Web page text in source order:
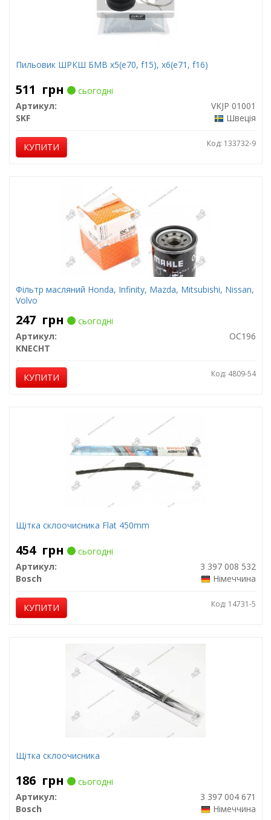
Пильовик ШРКШ БМВ x5(e70, f15), x6(e71, f16)
511 грн
сьогодні
Артикул:
VKJP 01001
SKF
Швеція
КУПИТИ Код: 133732-9
Фільтр масляний Honda, Infinity, Mazda, Mitsubishi, Nissan,
Volvo
247 грн
сьогодні
Артикул:
OC196
KNECHT
КУПИТИ Код: 4809-54
Щітка склоочисника Flat 450mm
454 грн
сьогодні
Артикул:
3 397 008 532
Bosch
Німеччина
КУПИТИ Код: 14731-5
Щітка склоочисника
186 грн
сьогодні
Артикул:
3 397 004 671
Bosch
Німеччина